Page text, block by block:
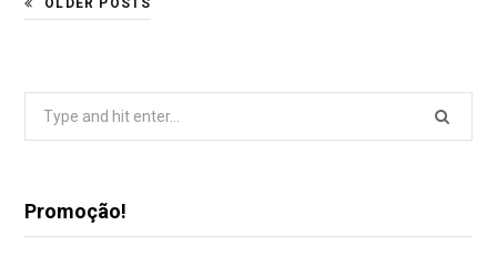
OLDER POSTS
Search
Promoção!